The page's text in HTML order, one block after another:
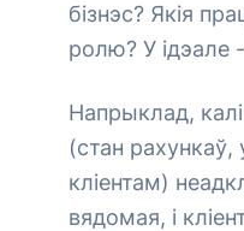
бізнэс? Якія
ролю? У ідэале
Напрыклад,
(стан рахункаў,
кліентам)
вядомая, і